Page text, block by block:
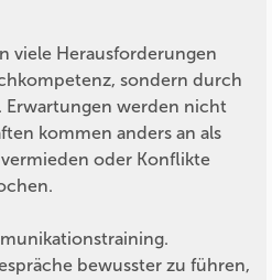
viele Herausforderungen
sondern durch
Erwartungen werden nicht
kommen anders an als
oder Konflikte
bewusster zu führen,